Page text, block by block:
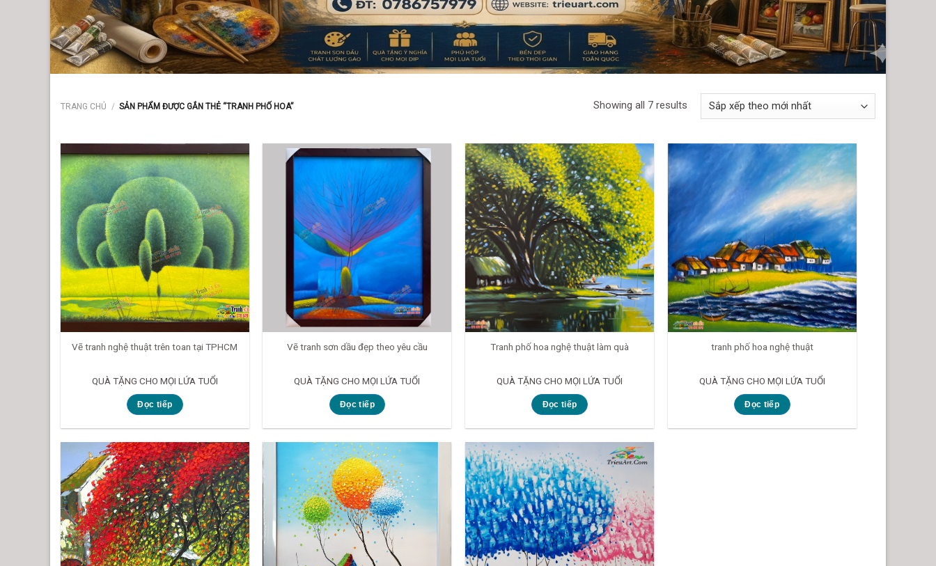
TRANG CHỦ / SẢN PHẨM ĐƯỢC GẮN THẺ “TRANH PHỐ HOA” Showing all 7 results
Vẽ tranh nghệ thuật trên toan tại TPHCM
QUÀ TẶNG CHO MỌI LỨA TUỔI
Đọc tiếp
Vẽ tranh sơn dầu đẹp theo yêu cầu
QUÀ TẶNG CHO MỌI LỨA TUỔI
Đọc tiếp
Tranh phố hoa nghệ thuật làm quà
QUÀ TẶNG CHO MỌI LỨA TUỔI
Đọc tiếp
tranh phố hoa nghệ thuật
QUÀ TẶNG CHO MỌI LỨA TUỔI
Đọc tiếp